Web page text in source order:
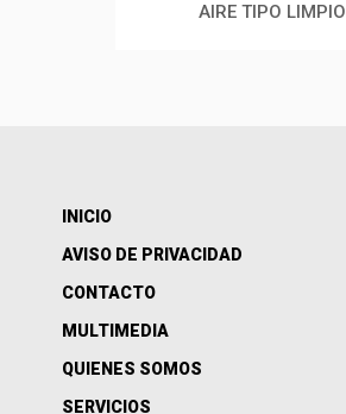
AIRE TIPO LIMPIO
INICIO
AVISO DE PRIVACIDAD
CONTACTO
MULTIMEDIA
QUIENES SOMOS
SERVICIOS